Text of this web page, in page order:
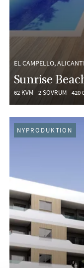
EL CAMPELLO,
Sunrise
62 KVM 2 SOVRUM 420
NYPRODUKTION